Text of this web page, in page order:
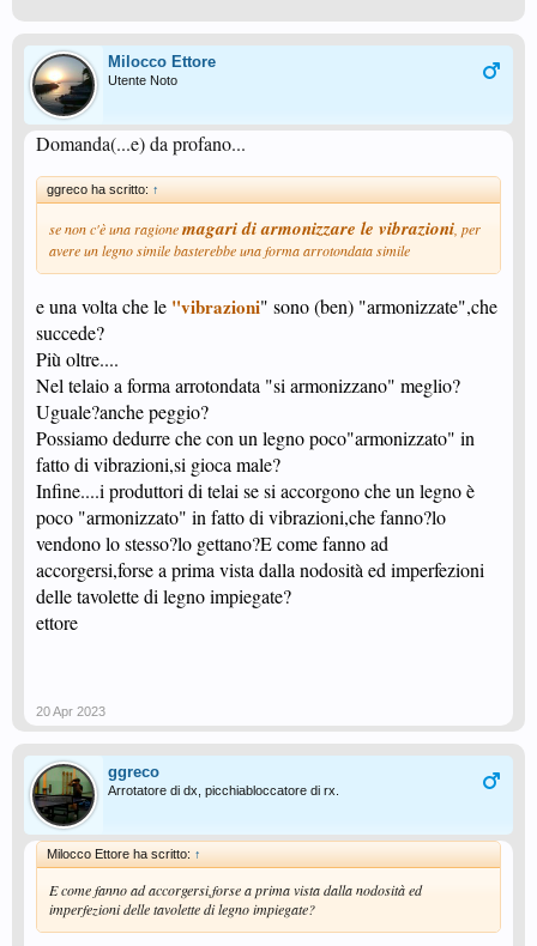
Milocco Ettore
Utente Noto
Domanda(...e) da profano...
ggreco ha scritto: ↑
se non c'è una ragionemagari di armonizzare le vibrazioni , per
avere un legno simile basterebbe una forma arrotondata simile
e una volta che le "vibrazioni" sono (ben) "armonizzate",che
succede?
Più oltre....
Nel telaio a forma arrotondata "si armonizzano" meglio?
Uguale?anche peggio?
Possiamo dedurre che con un legno poco"armonizzato" in
fatto di vibrazioni,si gioca male?
Infine....i produttori di telai se si accorgono che un legno è
poco "armonizzato" in fatto di vibrazioni,che fanno?lo
vendono lo stesso?lo gettano?E come fanno ad
accorgersi,forse a prima vista dalla nodosità ed imperfezioni
delle tavolette di legno impiegate?
ettore
20 Apr 2023
ggreco
Arrotatore di dx, picchiabloccatore di rx.
Milocco Ettore ha scritto: ↑
E come fanno ad accorgersi,forse a prima vista dalla nodosità ed
imperfezioni delle tavolette di legno impiegate?